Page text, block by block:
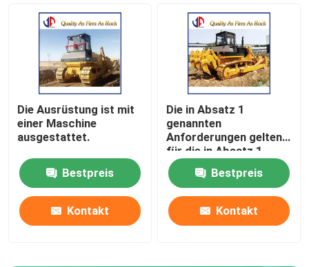
Straßenbaumaschinen
weltbewegende Maschinerie
konkrete Maschinerie
Landmaschinen
Bergbaumaschinen
Die Ausrüstung ist mit
einer Maschine
ausgestattet.
Bestpreis
Kontakt
Die in Absatz 1
genannten
Anforderungen gelten
für die in Absatz 1
genannten Fahrzeuge.
Bestpreis
Kontakt